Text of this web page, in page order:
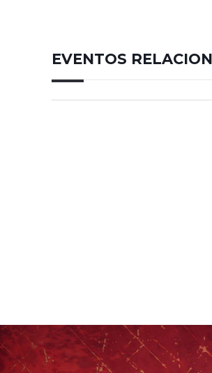
EVENTOS